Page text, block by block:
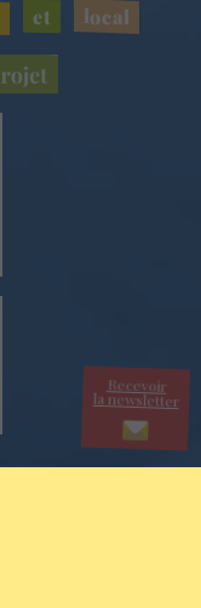
et local
Recevoir
la newsletter